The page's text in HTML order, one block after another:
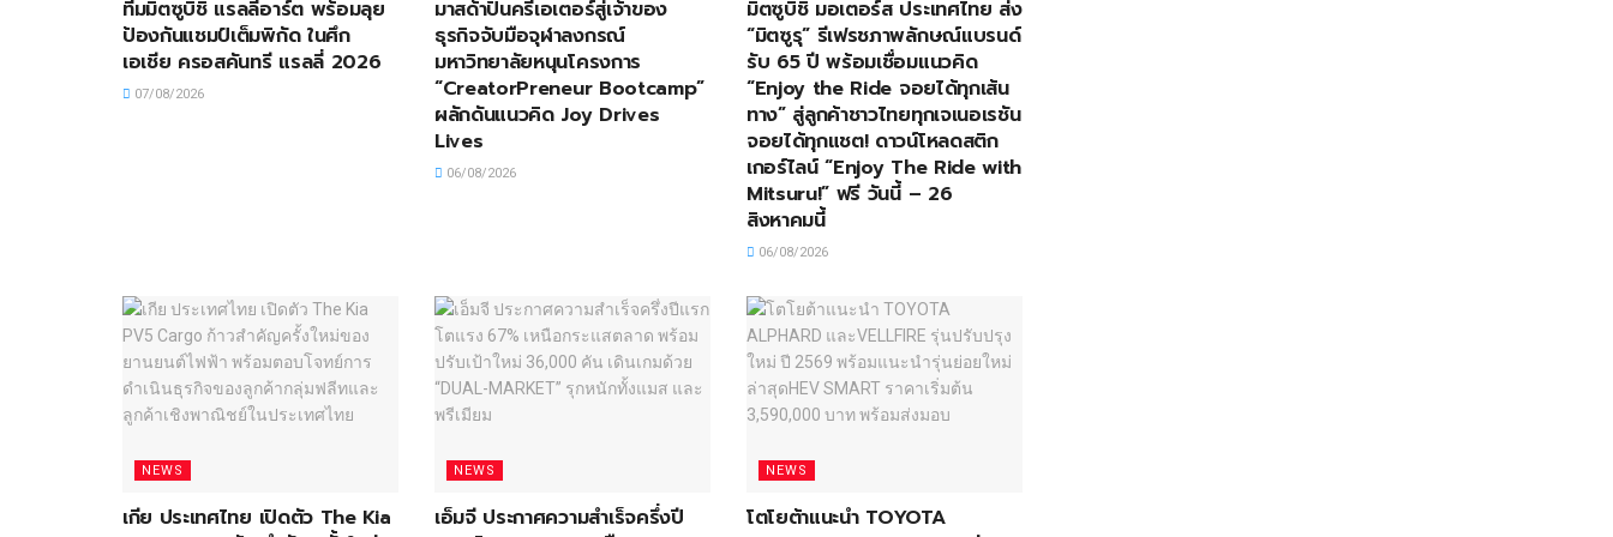
ทีมมิตซูบิชิ แรลลี่อาร์ต พร้อมลุย
ป้องกันแชมป์เต็มพิกัด ในศึก
เอเชีย ครอสคันทรี แรลลี่ 2026
07/08/2026
มาสด้าปั้นครีเอเตอร์สู่เจ้าของ
ธุรกิจจับมือจุฬาลงกรณ์
มหาวิทยาลัยหนุนโครงการ
“CreatorPreneur Bootcamp”
ผลักดันแนวคิด Joy Drives
Lives
06/08/2026
มิตซูบิชิ มอเตอร์ส ประเทศไทย ส่ง
“มิตซูรุ” รีเฟรชภาพลักษณ์แบรนด์
รับ 65 ปี พร้อมเชื่อมแนวคิด
“Enjoy the Ride จอยได้ทุกเส้น
ทาง” สู่ลูกค้าชาวไทยทุกเจเนอเรชัน
จอยได้ทุกแชต! ดาวน์โหลดสติก
เกอร์ไลน์ “Enjoy The Ride with
Mitsuru!” ฟรี วันนี้ – 26
สิงหาคมนี้
06/08/2026
NEWS
เกีย ประเทศไทย เปิดตัว The Kia
NEWS
เอ็มจี ประกาศความสำเร็จครึ่งปี
NEWS
โตโยต้าแนะนำ TOYOTA